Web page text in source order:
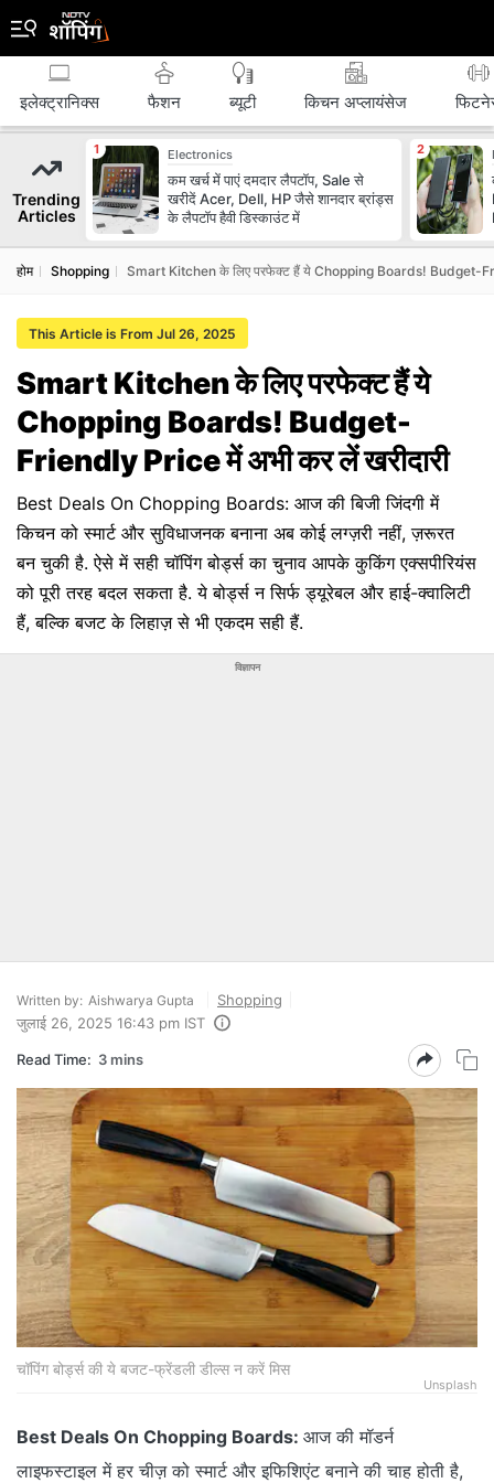
इलेक्ट्रानिक्स फैशन ब्‍यूटी किचन अप्लायंसेज
Trending
Articles
Electronics
कम खर्च में पाएं दमदार लैपटॉप, Sale से
खरीदें Acer, Dell, HP जैसे शानदार ब्रांड्स
के लैपटॉप हैवी डिस्काउंट में
होम Shopping Smart Kitchen के लिए परफेक्ट हैं ये Chopping Boards! Budget-
This Article is From Jul 26, 2025
Smart Kitchen के लिए परफेक्ट हैं ये
Chopping Boards! Budget-
Friendly Price में अभी कर लें खरीदारी
Best Deals On Chopping Boards: आज की बिजी जिंदगी में
किचन को स्मार्ट और सुविधाजनक बनाना अब कोई लग्ज़री नहीं, ज़रूरत
बन चुकी है. ऐसे में सही चॉपिंग बोर्ड्स का चुनाव आपके कुकिंग एक्सपीरियंस
को पूरी तरह बदल सकता है. ये बोर्ड्स न सिर्फ ड्यूरेबल और हाई-क्वालिटी
हैं, बल्कि बजट के लिहाज़ से भी एकदम सही हैं.
विज्ञापन
Written by: Aishwarya Gupta
Shopping
जुलाई 26, 2025 16:43 pm IST
Read Time: 3 mins
चॉपिंग बोर्ड्स की ये बजट-फ्रेंडली डील्स न करें मिस
Unsplash
Best Deals On Chopping Boards: आज की मॉडर्न
लाइफस्टाइल में हर चीज़ को स्मार्ट और इफिशिएंट बनाने की चाह होती है,